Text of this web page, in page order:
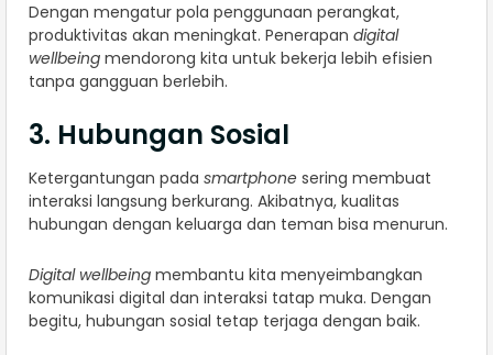
Dengan mengatur pola penggunaan perangkat,
produktivitas akan meningkat. Penerapan digital
wellbeing mendorong kita untuk bekerja lebih efisien
tanpa gangguan berlebih.
3. Hubungan Sosial
Ketergantungan pada smartphone sering membuat
interaksi langsung berkurang. Akibatnya, kualitas
hubungan dengan keluarga dan teman bisa menurun.
Digital wellbeing membantu kita menyeimbangkan
komunikasi digital dan interaksi tatap muka. Dengan
begitu, hubungan sosial tetap terjaga dengan baik.